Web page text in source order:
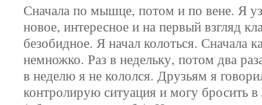
Сначала по мышце, потом и по вене. Я
новое, интересное и на первый взгляд
безобидное. Я начал колоться. Сначала
немножко. Раз в недельку, потом два
в неделю я не кололся. Друзьям я
контролирую ситуация и могу бросить